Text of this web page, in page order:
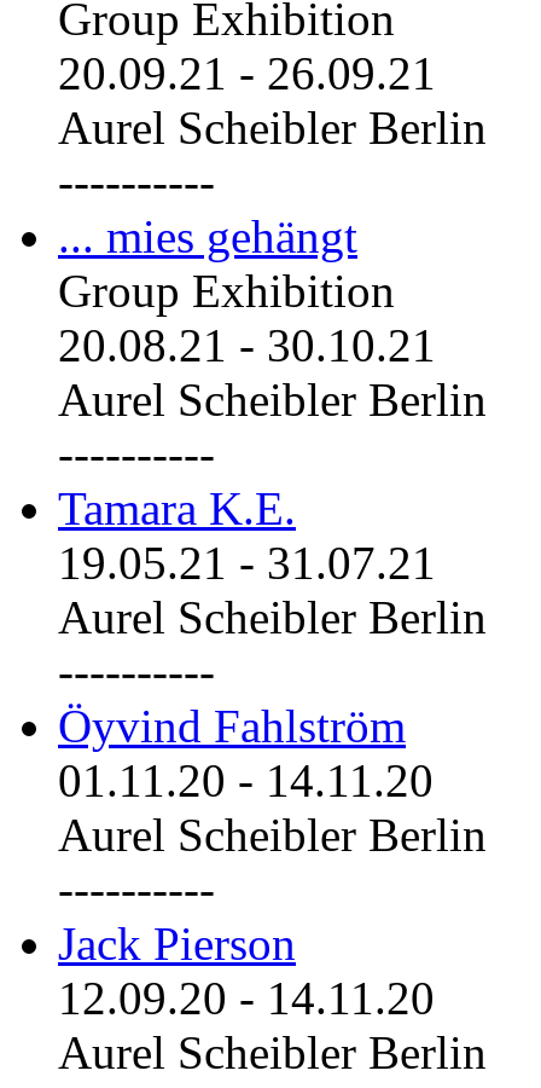
Group Exhibition
20.09.21 - 26.09.21
Aurel Scheibler Berlin
----------
... mies gehängt
Group Exhibition
20.08.21 - 30.10.21
Aurel Scheibler Berlin
----------
Tamara K.E.
19.05.21 - 31.07.21
Aurel Scheibler Berlin
----------
Öyvind Fahlström
01.11.20 - 14.11.20
Aurel Scheibler Berlin
----------
Jack Pierson
12.09.20 - 14.11.20
Aurel Scheibler Berlin